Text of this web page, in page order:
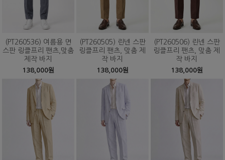
(PT260536) 여름용 면
스판 링클프리 팬츠,맞춤
제작 바지
138,000원
(PT260505) 린넨 스판
링클프리 팬츠, 맞춤 제
작 바지
138,000원
(PT260506) 린넨 스판
링클프리 팬츠, 맞춤 제
작 바지
138,000원